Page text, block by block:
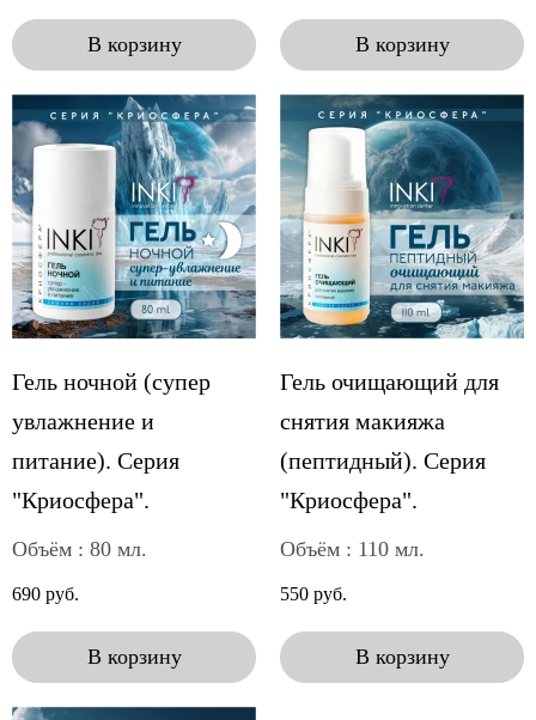
В корзину В корзину
Гель ночной (супер
увлажнение и
питание). Серия
"Криосфера".
Объём : 80 мл.
690 руб.
В корзину
Гель очищающий для
снятия макияжа
(пептидный). Серия
"Криосфера".
Объём : 110 мл.
550 руб.
В корзину